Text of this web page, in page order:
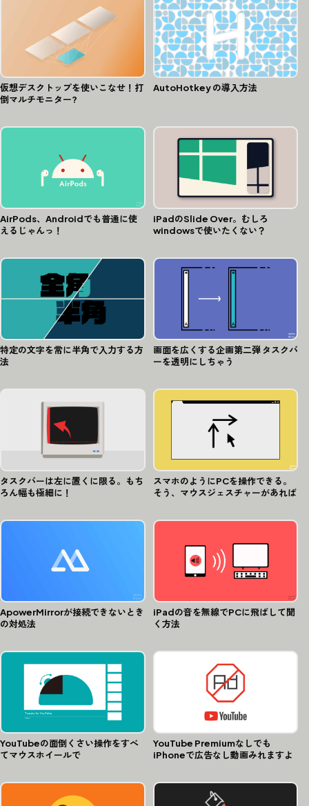
仮想デスクトップを使いこなせ！打
倒マルチモニター?
AutoHotkey の導入方法
AirPods、Androidでも普通に使
えるじゃんっ！
iPadのSlide Over。むしろ
windowsで使いたくない？
特定の文字を常に半角で入力する方
法
画面を広くする企画第二弾 タスクバ
ーを透明にしちゃう
タスクバーは左に置くに限る。もち
ろん幅も極細に！
スマホのようにPCを操作できる。
そう、マウスジェスチャーがあれば
ApowerMirrorが接続できないとき
の対処法
iPadの音を無線でPCに飛ばして聞
く方法
YouTubeの面倒くさい操作をすべ
てマウスホイールで
YouTube Premiumなしでも
iPhoneで広告なし動画みれますよ